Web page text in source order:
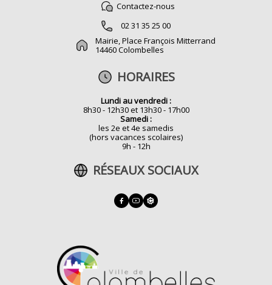
Contactez-nous
02 31 35 25 00
Mairie, Place François Mitterrand
14460 Colombelles
HORAIRES
Lundi au vendredi :
8h30 - 12h30 et 13h30 - 17h00
Samedi :
les 2e et 4e samedis
(hors vacances scolaires)
9h - 12h
RÉSEAUX SOCIAUX